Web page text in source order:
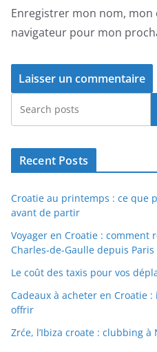
Enregistrer mon nom, mon
navigateur pour mon
Recent Posts
Croatie au printemps : ce que
avant de partir
Voyager en Croatie : comment
Charles-de-Gaulle depuis Paris
Le coût des taxis pour vos
Cadeaux à acheter en Croatie
offrir
Zrće, l’Ibiza croate : clubbing à